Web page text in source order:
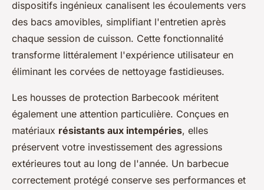
dispositifs ingénieux canalisent les écoulements vers
des bacs amovibles, simplifiant l'entretien après
chaque session de cuisson. Cette fonctionnalité
transforme littéralement l'expérience utilisateur en
éliminant les corvées de nettoyage fastidieuses.
Les housses de protection Barbecook méritent
également une attention particulière. Conçues en
matériaux résistants aux intempéries, elles
préservent votre investissement des agressions
extérieures tout au long de l'année. Un barbecue
correctement protégé conserve ses performances et